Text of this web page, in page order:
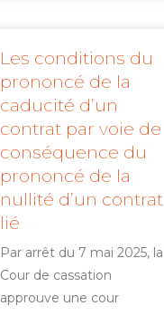
Les conditions du
prononcé de la
caducité d’un
contrat par voie de
conséquence du
prononcé de la
nullité d’un contrat
lié
Par arrêt du 7 mai 2025, la
Cour de cassation
approuve une cour